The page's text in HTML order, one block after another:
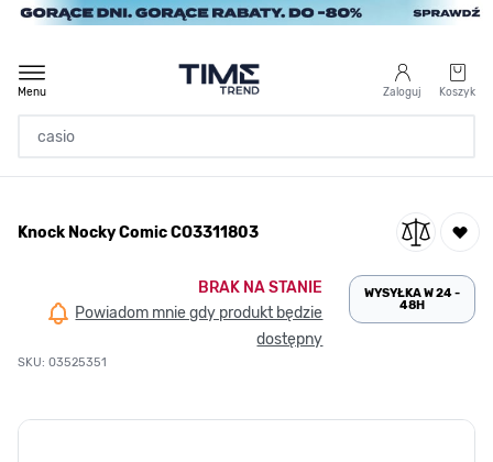
Przejdź do treści
Zaloguj Koszyk
Menu
/ Knock Nocky Comic CO3311803
Knock Nocky Comic CO3311803
BRAK NA STANIE
Powiadom mnie gdy produkt będzie
dostępny
SKU: 03525351
WYSYŁKA W 24 -
48H